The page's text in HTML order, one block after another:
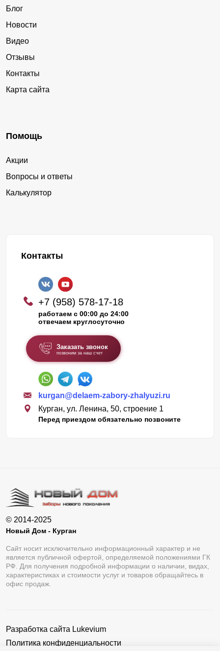
Блог
Новости
Видео
Отзывы
Контакты
Карта сайта
Помощь
Акции
Вопросы и ответы
Калькулятор
Контакты
+7 (958) 578-17-18
работаем с 00:00 до 24:00
отвечаем круглосуточно
Заказать звонок
позвоним за наш счет
kurgan@delaem-zabory-zhalyuzi.ru
Курган, ул. Ленина, 50, строение 1
Перед приездом обязательно позвоните
© 2014-2025
Новый Дом - Курган
Сайт носит исключительно информационный характер и не
является публичной офертой, определяемой положениями ГК
РФ. Для получения подробной информации о наличии, видах,
характеристиках и стоимости услуг и товаров обращайтесь в
офис продаж.
Разработка сайта Lukevium
Политика конфиденциальности